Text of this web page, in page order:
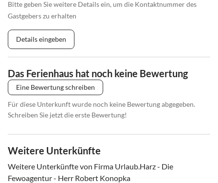
Bitte geben Sie weitere Details ein, um die Kontaktnummer des
Gastgebers zu erhalten
Details eingeben
Das Ferienhaus hat noch keine Bewertung
Eine Bewertung schreiben
Für diese Unterkunft wurde noch keine Bewertung abgegeben.
Schreiben Sie jetzt die erste Bewertung!
Weitere Unterkünfte
Weitere Unterkünfte von Firma Urlaub.Harz - Die
Fewoagentur - Herr Robert Konopka